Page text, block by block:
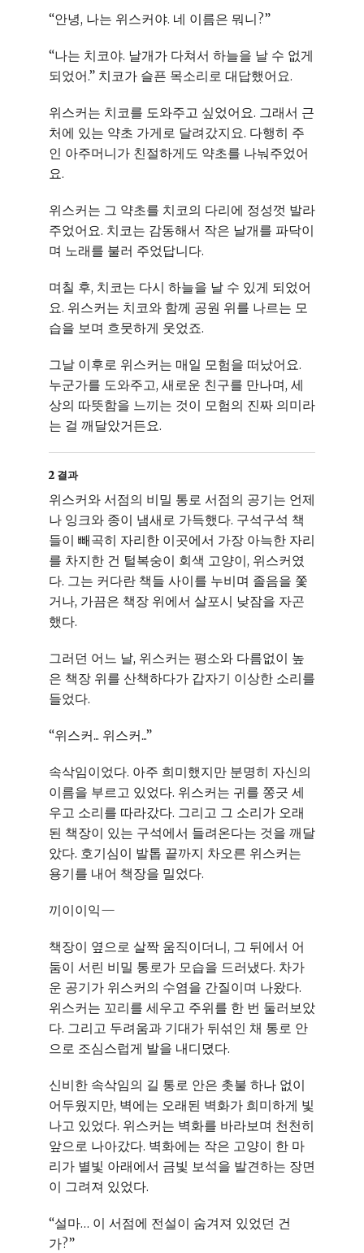
“안녕, 나는 위스커야. 네 이름은 뭐니?”
“나는 치코야. 날개가 다쳐서 하늘을 날 수 없게
되었어.” 치코가 슬픈 목소리로 대답했어요.
위스커는 치코를 도와주고 싶었어요. 그래서 근
처에 있는 약초 가게로 달려갔지요. 다행히 주
인 아주머니가 친절하게도 약초를 나눠주었어
요.
위스커는 그 약초를 치코의 다리에 정성껏 발라
주었어요. 치코는 감동해서 작은 날개를 파닥이
며 노래를 불러 주었답니다.
며칠 후, 치코는 다시 하늘을 날 수 있게 되었어
요. 위스커는 치코와 함께 공원 위를 나르는 모
습을 보며 흐뭇하게 웃었죠.
그날 이후로 위스커는 매일 모험을 떠났어요.
누군가를 도와주고, 새로운 친구를 만나며, 세
상의 따뜻함을 느끼는 것이 모험의 진짜 의미라
는 걸 깨달았거든요.
2 결과
위스커와 서점의 비밀 통로 서점의 공기는 언제
나 잉크와 종이 냄새로 가득했다. 구석구석 책
들이 빼곡히 자리한 이곳에서 가장 아늑한 자리
를 차지한 건 털복숭이 회색 고양이, 위스커였
다. 그는 커다란 책들 사이를 누비며 졸음을 쫓
거나, 가끔은 책장 위에서 살포시 낮잠을 자곤
했다.
그러던 어느 날, 위스커는 평소와 다름없이 높
은 책장 위를 산책하다가 갑자기 이상한 소리를
들었다.
“위스커... 위스커...”
속삭임이었다. 아주 희미했지만 분명히 자신의
이름을 부르고 있었다. 위스커는 귀를 쫑긋 세
우고 소리를 따라갔다. 그리고 그 소리가 오래
된 책장이 있는 구석에서 들려온다는 것을 깨달
았다. 호기심이 발톱 끝까지 차오른 위스커는
용기를 내어 책장을 밀었다.
끼이이익—
책장이 옆으로 살짝 움직이더니, 그 뒤에서 어
둠이 서린 비밀 통로가 모습을 드러냈다. 차가
운 공기가 위스커의 수염을 간질이며 나왔다.
위스커는 꼬리를 세우고 주위를 한 번 둘러보았
다. 그리고 두려움과 기대가 뒤섞인 채 통로 안
으로 조심스럽게 발을 내디뎠다.
신비한 속삭임의 길 통로 안은 촛불 하나 없이
어두웠지만, 벽에는 오래된 벽화가 희미하게 빛
나고 있었다. 위스커는 벽화를 바라보며 천천히
앞으로 나아갔다. 벽화에는 작은 고양이 한 마
리가 별빛 아래에서 금빛 보석을 발견하는 장면
이 그려져 있었다.
“설마… 이 서점에 전설이 숨겨져 있었던 건
가?”